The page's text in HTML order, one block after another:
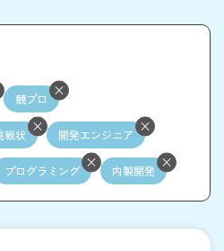
競プロ
戦状 開発エンジニア
プログラミング 内製開発